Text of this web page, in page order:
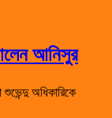
আনিসুর
অধিকারিকে